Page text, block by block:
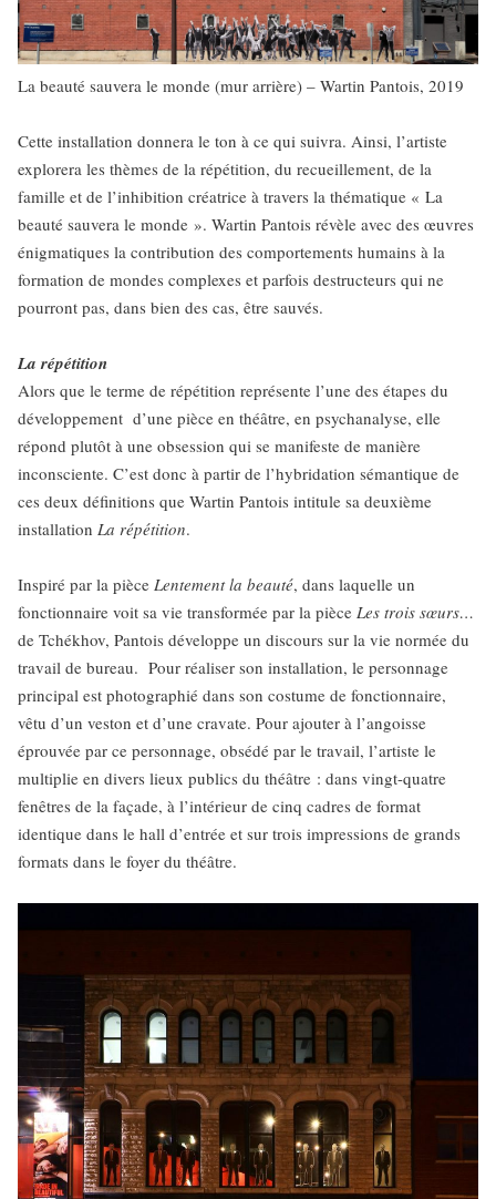
La beauté sauvera le monde (mur arrière) – Wartin Pantois, 2019
Cette installation donnera le ton à ce qui suivra. Ainsi, l’artiste
explorera les thèmes de la répétition, du recueillement, de la
famille et de l’inhibition créatrice à travers la thématique « La
beauté sauvera le monde ». Wartin Pantois révèle avec des œuvres
énigmatiques la contribution des comportements humains à la
formation de mondes complexes et parfois destructeurs qui ne
pourront pas, dans bien des cas, être sauvés.
La répétition
Alors que le terme de répétition représente l’une des étapes du
développement d’une pièce en théâtre, en psychanalyse, elle
répond plutôt à une obsession qui se manifeste de manière
inconsciente. C’est donc à partir de l’hybridation sémantique de
ces deux définitions que Wartin Pantois intitule sa deuxième
installation La répétition.
Inspiré par la pièce Lentement la beauté, dans laquelle un
fonctionnaire voit sa vie transformée par la pièce Les trois sœurs…
de Tchékhov, Pantois développe un discours sur la vie normée du
travail de bureau. Pour réaliser son installation, le personnage
principal est photographié dans son costume de fonctionnaire,
vêtu d’un veston et d’une cravate. Pour ajouter à l’angoisse
éprouvée par ce personnage, obsédé par le travail, l’artiste le
multiplie en divers lieux publics du théâtre : dans vingt-quatre
fenêtres de la façade, à l’intérieur de cinq cadres de format
identique dans le hall d’entrée et sur trois impressions de grands
formats dans le foyer du théâtre.